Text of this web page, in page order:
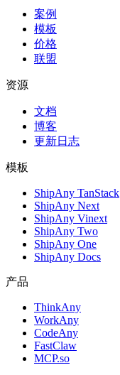
案例
模板
价格
联盟
资源
文档
博客
更新日志
模板
ShipAny TanStack
ShipAny Next
ShipAny Vinext
ShipAny Two
ShipAny One
ShipAny Docs
产品
ThinkAny
WorkAny
CodeAny
FastClaw
MCP.so